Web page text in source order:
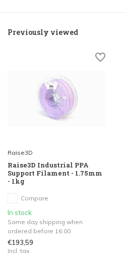
Previously viewed
Raise3D
Raise3D Industrial PPA
Support Filament - 1.75mm
- 1kg
Compare
In stock
Same day shipping when
ordered before 16:00
€193,59
Incl. tax